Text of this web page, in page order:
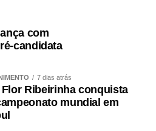
com
candidata
7 dias atrás
Ribeirinha conquista
mundial em